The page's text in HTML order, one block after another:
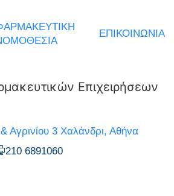
ΕΠΙΚΟΙΝΩΝΙΑ
Επιχειρήσεων
Αγρινίου 3 Χαλάνδρι, Αθήνα
210 6891060